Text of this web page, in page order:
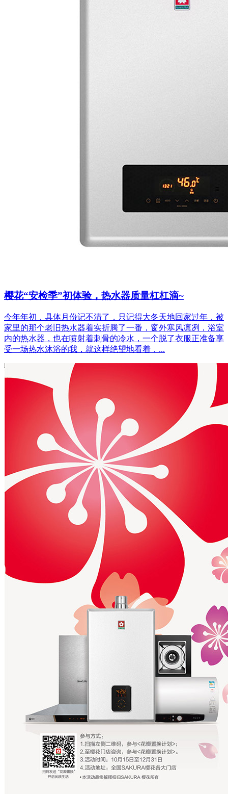
樱花“安检季”初体验，热水器质量杠杠滴~
今年年初，具体月份记不清了，只记得大冬天地回家过年，被
家里的那个老旧热水器着实折腾了一番，窗外寒风凛冽，浴室
内的热水器，也在喷射着刺骨的冷水，一个脱了衣服正准备享
受一场热水沐浴的我，就这样绝望地看着，...